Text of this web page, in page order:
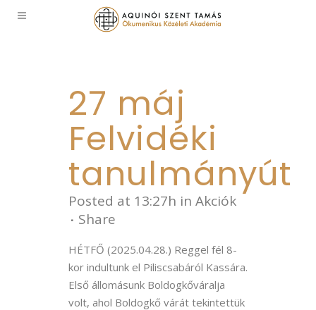
27 máj
Felvidéki
tanulmányút
Posted at 13:27h in Akciók
Share
HÉTFŐ (2025.04.28.) Reggel fél 8-
kor indultunk el Piliscsabáról Kassára.
Első állomásunk Boldogkőváralja
volt, ahol Boldogkő várát tekintettük